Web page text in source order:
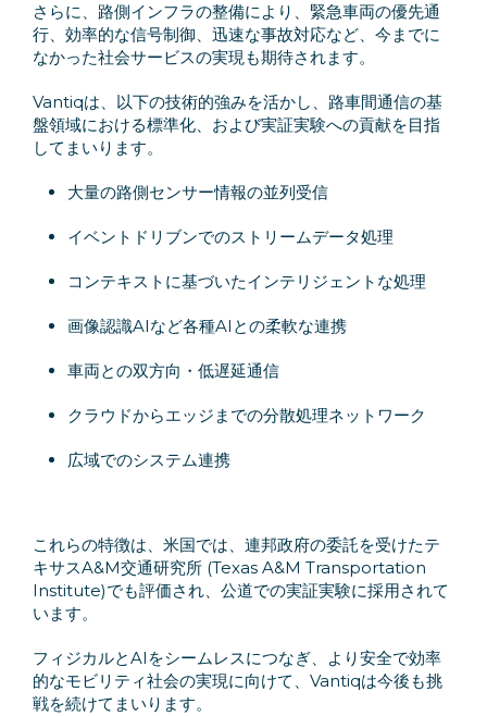
さらに、路側インフラの整備により、緊急車両の優先通
行、効率的な信号制御、迅速な事故対応など、今までに
なかった社会サービスの実現も期待されます。
Vantiqは、以下の技術的強みを活かし、路車間通信の基
盤領域における標準化、および実証実験への貢献を目指
してまいります。
大量の路側センサー情報の並列受信
イベントドリブンでのストリームデータ処理
コンテキストに基づいたインテリジェントな処理
画像認識AIなど各種AIとの柔軟な連携
車両との双方向・低遅延通信
クラウドからエッジまでの分散処理ネットワーク
広域でのシステム連携
これらの特徴は、米国では、連邦政府の委託を受けたテ
キサスA&M交通研究所 (Texas A&M Transportation
Institute)でも評価され、公道での実証実験に採用されて
います。
フィジカルとAIをシームレスにつなぎ、より安全で効率
的なモビリティ社会の実現に向けて、Vantiqは今後も挑
戦を続けてまいります。